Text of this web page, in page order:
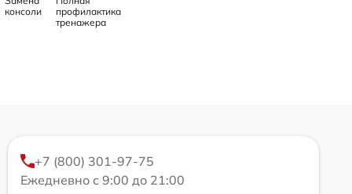
консоли
профилактика
тренажера
+7 (800) 301-97-75
Ежедневно с 9:00 до 21:00